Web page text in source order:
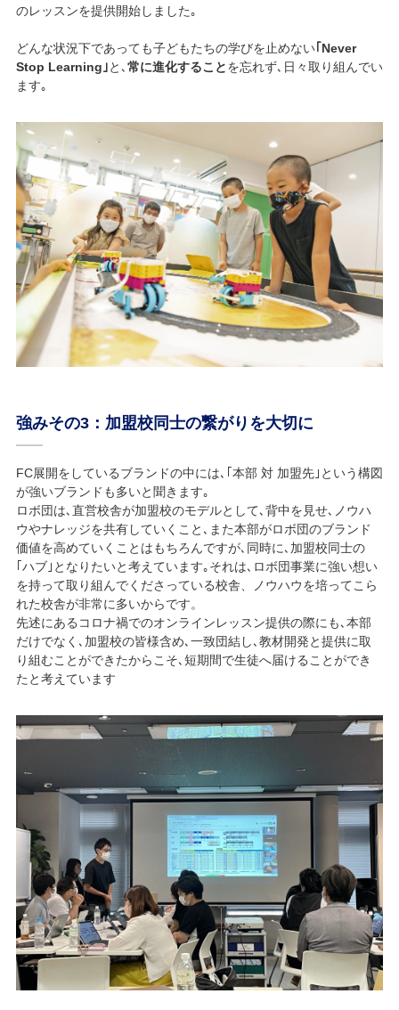
のレッスンを提供開始しました｡
どんな状況下であっても子どもたちの学びを止めない｢Never
Stop Learning｣と､ 常に進化することを忘れず､日々取り組んでい
ます｡
強みその3：加盟校同士の繋がりを大切に
FC展開をしているブランドの中には､｢本部 対 加盟先｣という構図
が強いブランドも多いと聞きます｡
ロボ団は､直営校舎が加盟校のモデルとして､背中を見せ､ノウハ
ウやナレッジを共有していくこと､また本部がロボ団のブランド
価値を高めていくことはもちろんですが､同時に､加盟校同士の
｢ハブ｣となりたいと考えています｡それは､ロボ団事業に強い想い
を持って取り組んでくださっている校舎、ノウハウを培ってこら
れた校舎が非常に多いからです。
先述にあるコロナ禍でのオンラインレッスン提供の際にも､本部
だけでなく､加盟校の皆様含め､一致団結し､教材開発と提供に取
り組むことができたからこそ､短期間で生徒へ届けることができ
たと考えています